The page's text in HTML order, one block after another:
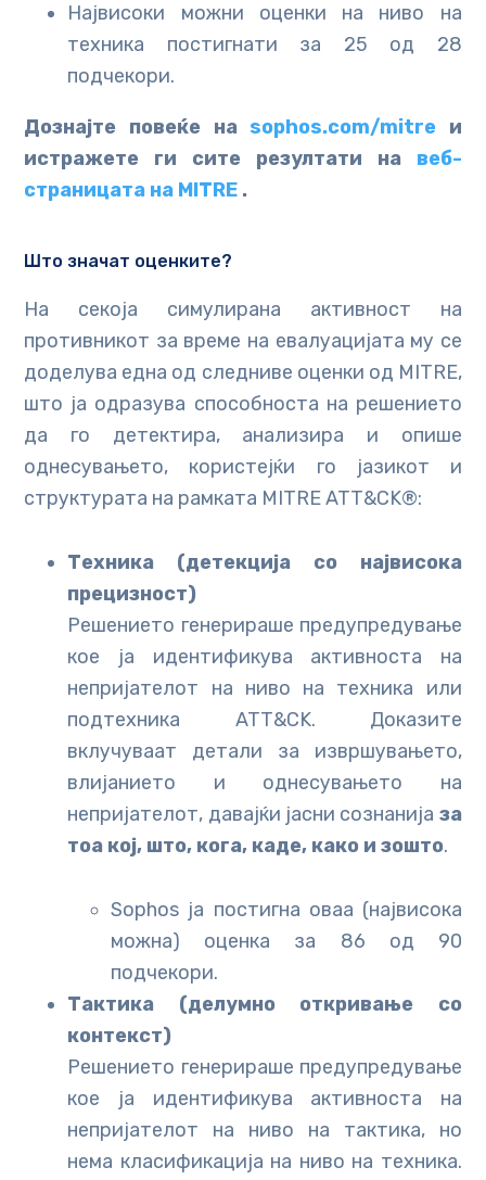
Највисоки можни оценки на ниво на
техника постигнати за 25 од 28
подчекори.
Дознајте повеќе на sophos.com/mitre и
истражете ги сите резултати на веб-
страницата на MITRE .
Што значат оценките?
На секоја симулирана активност на
противникот за време на евалуацијата му се
доделува една од следниве оценки од MITRE,
што ја одразува способноста на решението
да го детектира, анализира и опише
однесувањето, користејќи го јазикот и
структурата на рамката MITRE ATT&CK®:
Техника (детекција со највисока
прецизност)
Решението генерираше предупредување
кое ја идентификува активноста на
непријателот на ниво на техника или
подтехника ATT&CK. Доказите
вклучуваат детали за извршувањето,
влијанието и однесувањето на
непријателот, давајќи јасни сознанија за
тоа кој, што, кога, каде, како и зошто.
Sophos ја постигна оваа (највисока
можна) оценка за 86 од 90
подчекори.
Тактика (делумно откривање со
контекст)
Решението генерираше предупредување
кое ја идентификува активноста на
непријателот на ниво на тактика, но
нема класификација на ниво на техника.